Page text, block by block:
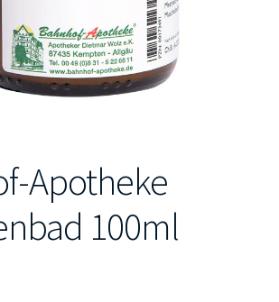
Apotheke
100ml